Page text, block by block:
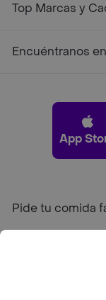
Top Marcas y
Encuéntranos
App
Pide tu comida